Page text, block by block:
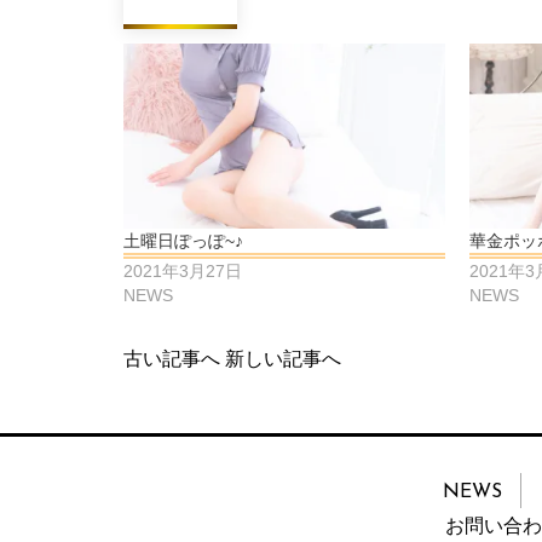
土曜日ぽっぽ~♪
2021年3月27日
NEWS
華金ポッ
2021年3
NEWS
古い記事へ 新しい記事へ
NEWS
お問い合